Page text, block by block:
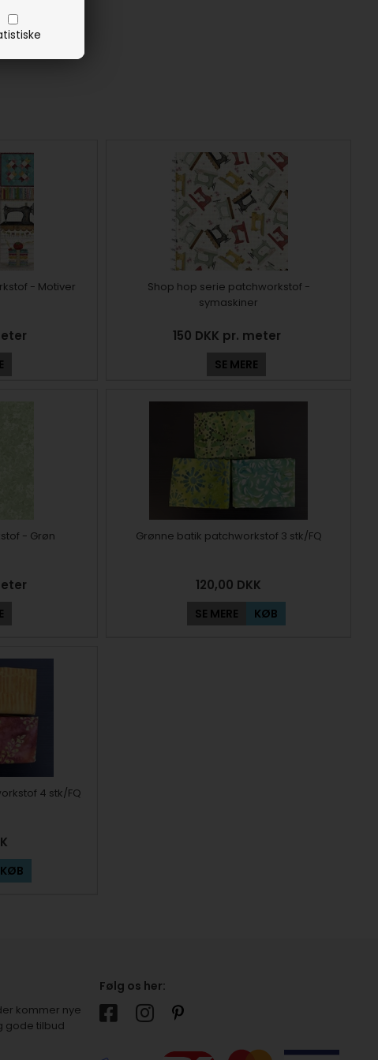
- Motiver
Shop hop serie patchworkstof -
symaskiner
150 DKK pr. meter
SE MERE
- Grøn Grønne batik patchworkstof 3 stk/FQ
120,00 DKK
SE MERE KØB
4 stk/FQ
KØB
kommer nye
gode tilbud
Følg os her: